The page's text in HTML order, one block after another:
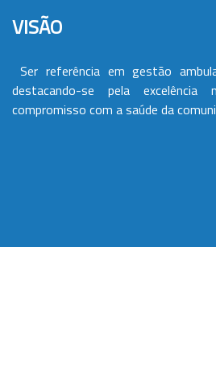
VISÃO
Ser referência em gestão
destacando-se pela
compromisso com a saúde da